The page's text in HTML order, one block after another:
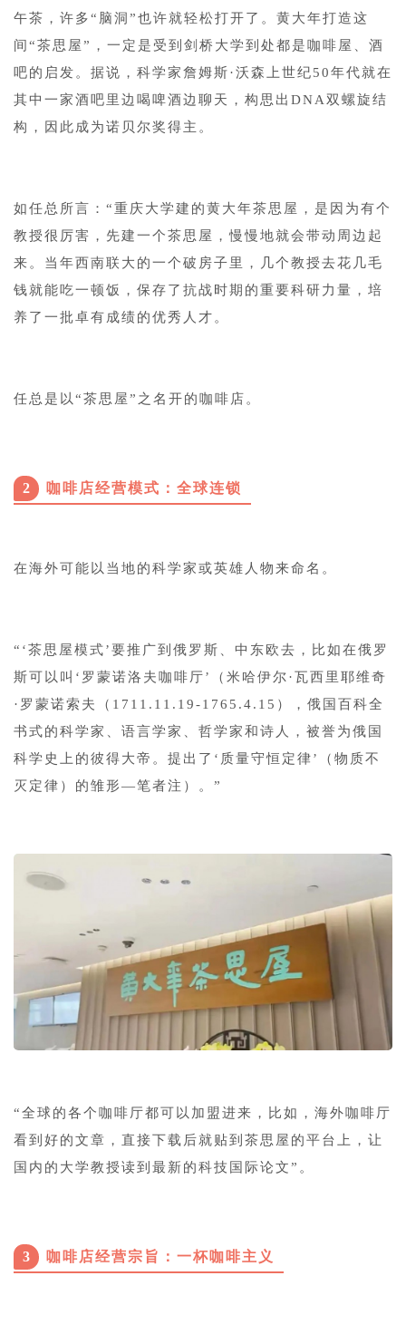
午茶，许多“脑洞”也许就轻松打开了。黄大年打造这
间“茶思屋”，一定是受到剑桥大学到处都是咖啡屋、酒
吧的启发。据说，科学家詹姆斯·沃森上世纪50年代就在
其中一家酒吧里边喝啤酒边聊天，构思出DNA双螺旋结
构，因此成为诺贝尔奖得主。
如任总所言：“重庆大学建的黄大年茶思屋，是因为有个
教授很厉害，先建一个茶思屋，慢慢地就会带动周边起
来。当年西南联大的一个破房子里，几个教授去花几毛
钱就能吃一顿饭，保存了抗战时期的重要科研力量，培
养了一批卓有成绩的优秀人才。
任总是以“茶思屋”之名开的咖啡店。
2 咖啡店经营模式：全球连锁
在海外可能以当地的科学家或英雄人物来命名。
“‘茶思屋模式’要推广到俄罗斯、中东欧去，比如在俄罗
斯可以叫‘罗蒙诺洛夫咖啡厅’（米哈伊尔·瓦西里耶维奇
·罗蒙诺索夫（1711.11.19-1765.4.15），俄国百科全
书式的科学家、语言学家、哲学家和诗人，被誉为俄国
科学史上的彼得大帝。提出了‘质量守恒定律’（物质不
灭定律）的雏形—笔者注）。”
“全球的各个咖啡厅都可以加盟进来，比如，海外咖啡厅
看到好的文章，直接下载后就贴到茶思屋的平台上，让
国内的大学教授读到最新的科技国际论文”。
3 咖啡店经营宗旨：一杯咖啡主义